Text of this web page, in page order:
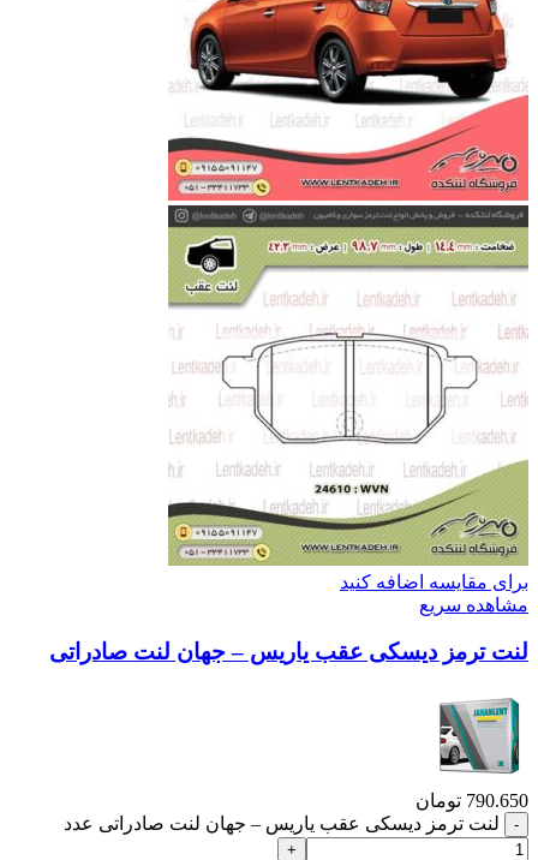
برای مقایسه اضافه کنید
مشاهده سریع
لنت ترمز دیسکی عقب یاریس – جهان لنت صادراتی
790.650 تومان
لنت ترمز دیسکی عقب یاریس – جهان لنت صادراتی عدد